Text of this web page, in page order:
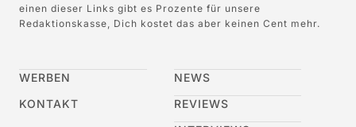
einen dieser Links gibt es Prozente für unsere
Redaktionskasse, Dich kostet das aber keinen Cent mehr.
WERBEN
KONTAKT
NEWS
REVIEWS